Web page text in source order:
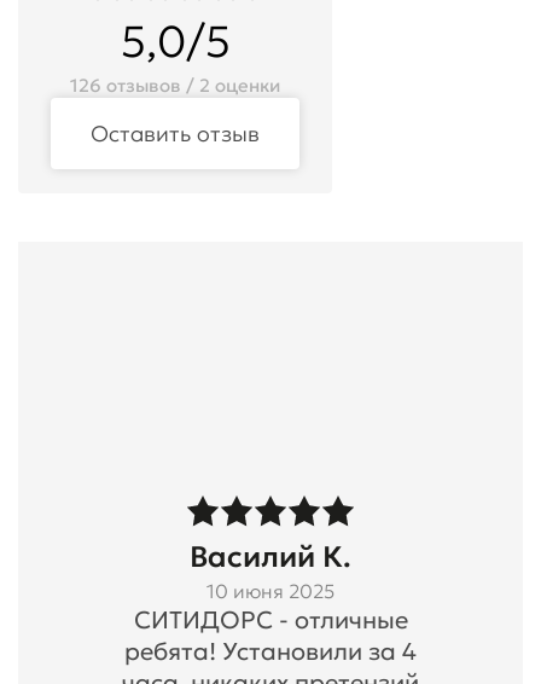
5,0/5
126 отзывов / 2 оценки
Оставить отзыв
Василий К.
10 июня 2025
СИТИДОРС - отличные
ребята! Установили за 4